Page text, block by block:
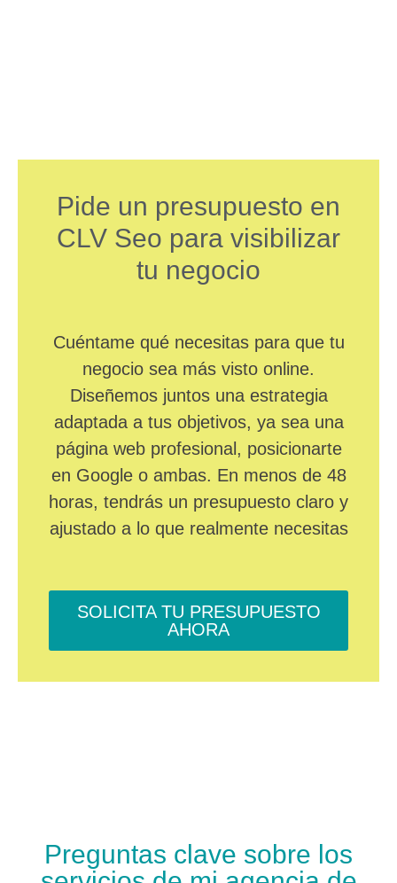
Pide un presupuesto en
CLV Seo para visibilizar
tu negocio
Cuéntame qué necesitas para que tu
negocio sea más visto online.
Diseñemos juntos una estrategia
adaptada a tus objetivos, ya sea una
página web profesional, posicionarte
en Google o ambas. En menos de 48
horas, tendrás un presupuesto claro y
ajustado a lo que realmente necesitas
SOLICITA TU PRESUPUESTO
AHORA
Preguntas clave sobre los